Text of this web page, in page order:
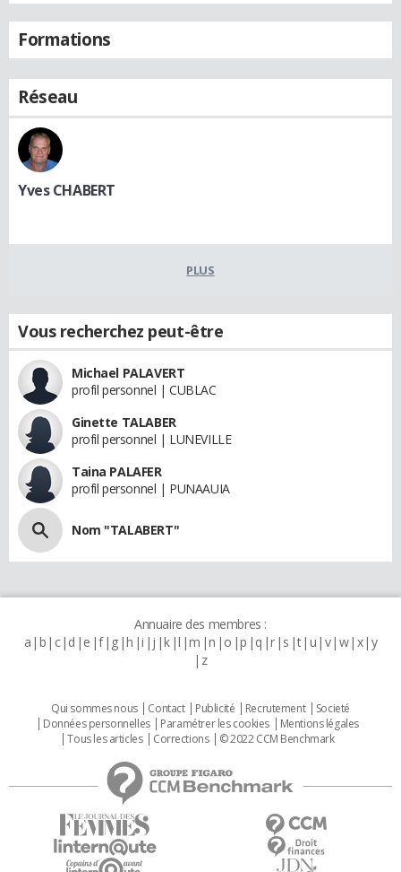
Formations
Réseau
Yves CHABERT
PLUS
Vous recherchez peut-être
Michael PALAVERT
profil personnel | CUBLAC
Ginette TALABER
profil personnel | LUNEVILLE
Taina PALAFER
profil personnel | PUNAAUIA
Nom "TALABERT"
Annuaire des membres :
a b c d e f g h i j k l m n o p q r s t u v w x y
z
Qui sommes nous Contact Publicité Recrutement
Societé
Données personnelles
Paramétrer les cookies
Mentions légales
Tous les articles
Corrections © 2022 CCM Benchmark